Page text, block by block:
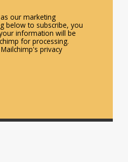
our marketing
below to subscribe, you
information will be
for processing.
privacy